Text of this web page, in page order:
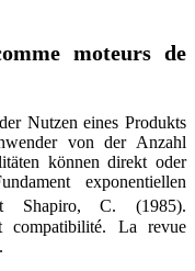
moteurs de
Nutzen eines Produkts
von der Anzahl
können direkt oder
exponentiellen
C. (1985).
compatibilité. La revue
.